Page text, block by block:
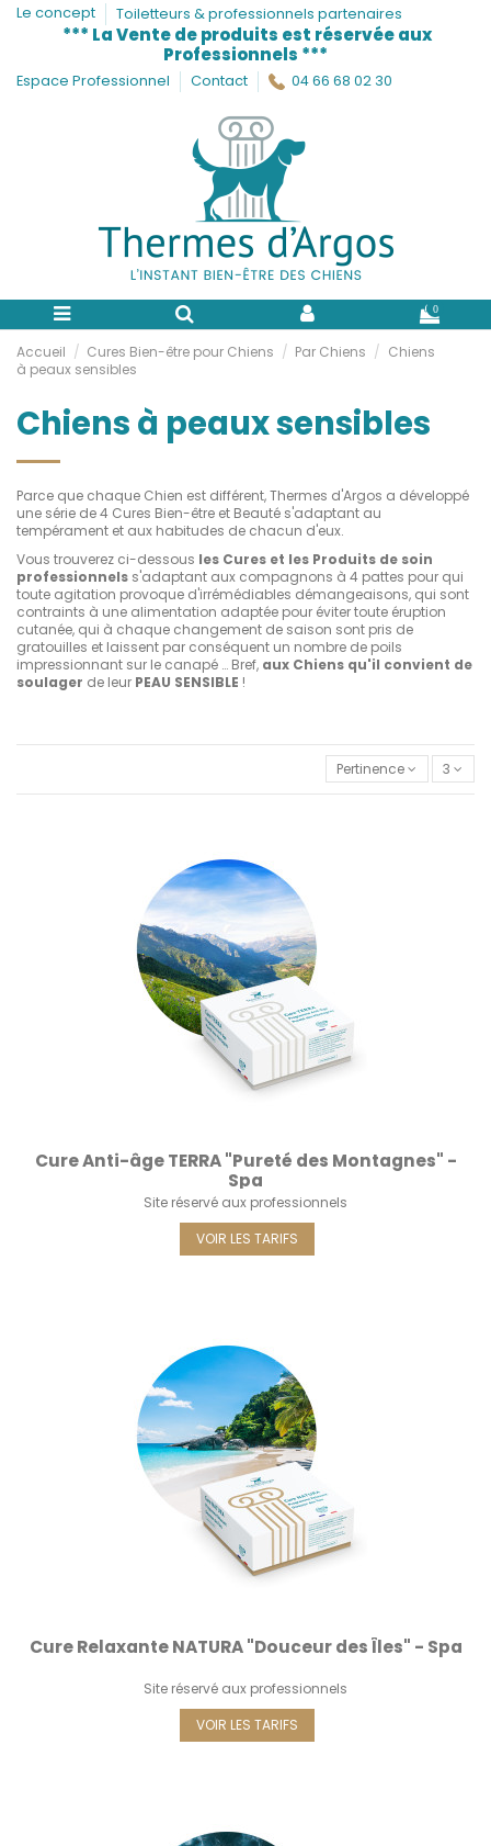
Le concept Toiletteurs & professionnels partenaires
*** La Vente de produits est réservée aux
Professionnels ***
Espace Professionnel Contact 04 66 68 02 30
0
Accueil Cures Bien-être pour Chiens Par Chiens
Chiens
à peaux sensibles
Chiens à peaux sensibles
Parce que chaque Chien est différent, Thermes d'Argos a développé
une série de 4 Cures Bien-être et Beauté s'adaptant au
tempérament et aux habitudes de chacun d'eux.
Vous trouverez ci-dessous les Cures et les Produits de soin
professionnels s'adaptant aux compagnons à 4 pattes pour qui
toute agitation provoque d'irrémédiables démangeaisons, qui sont
contraints à une alimentation adaptée pour éviter toute éruption
cutanée, qui à chaque changement de saison sont pris de
gratouilles et laissent par conséquent un nombre de poils
impressionnant sur le canapé … Bref, aux Chiens qu'il convient de
soulager de leur PEAU SENSIBLE !
Pertinence 3
Cure Anti-âge TERRA "Pureté des Montagnes" -
Spa
Site réservé aux professionnels
VOIR LES TARIFS
Cure Relaxante NATURA "Douceur des Îles" - Spa
Site réservé aux professionnels
VOIR LES TARIFS